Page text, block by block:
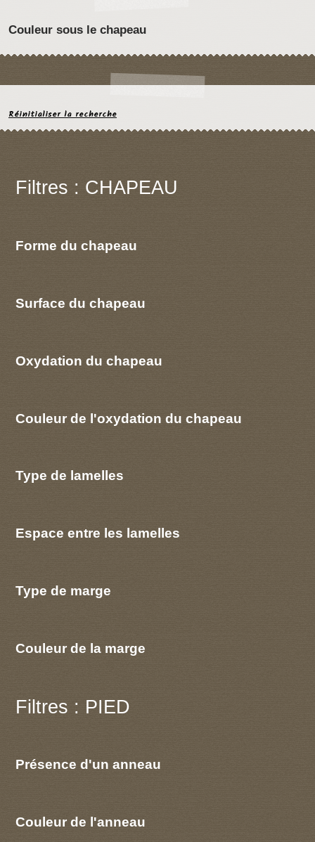
Couleur sous le chapeau
Réinitialiser la recherche
Filtres : CHAPEAU
Forme du chapeau
Surface du chapeau
Oxydation du chapeau
Couleur de l'oxydation du chapeau
Type de lamelles
Espace entre les lamelles
Type de marge
Couleur de la marge
Filtres : PIED
Présence d'un anneau
Couleur de l'anneau